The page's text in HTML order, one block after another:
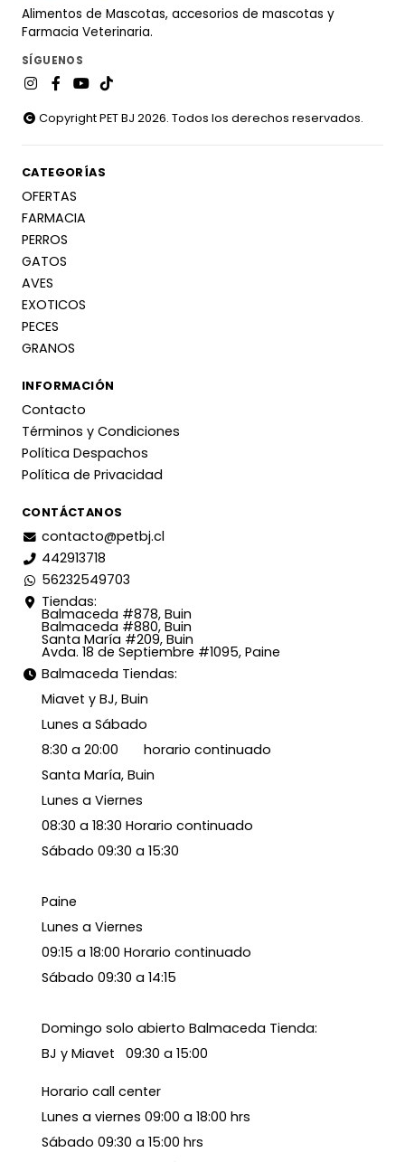
Alimentos de Mascotas, accesorios de mascotas y
Farmacia Veterinaria.
SÍGUENOS
Copyright PET BJ 2026. Todos los derechos reservados.
CATEGORÍAS
OFERTAS
FARMACIA
PERROS
GATOS
AVES
EXOTICOS
PECES
GRANOS
INFORMACIÓN
Contacto
Términos y Condiciones
Política Despachos
Política de Privacidad
CONTÁCTANOS
contacto@petbj.cl
442913718
56232549703
Tiendas:
Balmaceda #878, Buin
Balmaceda #880, Buin
Santa María #209, Buin
Avda. 18 de Septiembre #1095, Paine
Balmaceda Tiendas:
Miavet y BJ, Buin
Lunes a Sábado
8:30 a 20:00 horario continuado
Santa María, Buin
Lunes a Viernes
08:30 a 18:30 Horario continuado
Sábado 09:30 a 15:30
Paine
Lunes a Viernes
09:15 a 18:00 Horario continuado
Sábado 09:30 a 14:15
Domingo solo abierto Balmaceda Tienda:
BJ y Miavet 09:30 a 15:00
Horario call center
Lunes a viernes 09:00 a 18:00 hrs
Sábado 09:30 a 15:00 hrs